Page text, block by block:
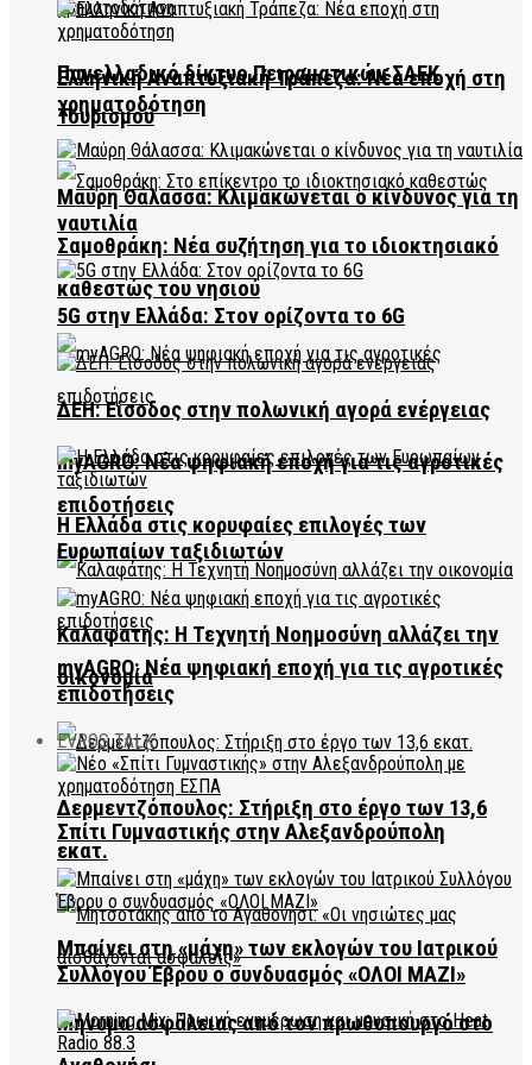
Πανελλαδικό δίκτυο Πειραματικών ΣΑΕΚ
Τουρισμού
Σαμοθράκη: Νέα συζήτηση για το ιδιοκτησιακό
καθεστώς του νησιού
myAGRO: Νέα ψηφιακή εποχή για τις αγροτικές
επιδοτήσεις
Καλαφάτης: Η Τεχνητή Νοημοσύνη αλλάζει την
οικονομία
Δερμεντζόπουλος: Στήριξη στο έργο των 13,6
εκατ.
Μήνυμα ασφάλειας από τον πρωθυπουργό στο
Ελληνική Αναπτυξιακή Τράπεζα: Νέα εποχή στη
χρηματοδότηση
Μαύρη Θάλασσα: Κλιμακώνεται ο κίνδυνος για τη
ναυτιλία
5G στην Ελλάδα: Στον ορίζοντα το 6G
ΔΕΗ: Είσοδος στην πολωνική αγορά ενέργειας
Η Ελλάδα στις κορυφαίες επιλογές των
Ευρωπαίων ταξιδιωτών
myAGRO: Νέα ψηφιακή εποχή για τις αγροτικές
επιδοτήσεις
EVROS TALK
Σπίτι Γυμναστικής στην Αλεξανδρούπολη
Μπαίνει στη «μάχη» των εκλογών του Ιατρικού
Συλλόγου Έβρου ο συνδυασμός «ΟΛΟΙ ΜΑΖΙ»